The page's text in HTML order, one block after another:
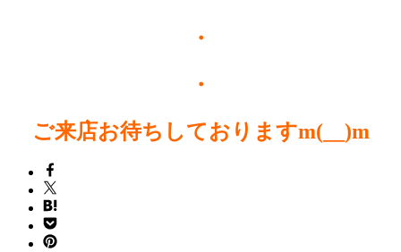
・
・
ご来店お待ちしておりますm(__)m